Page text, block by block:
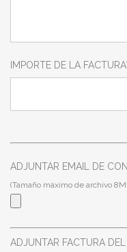
IMPORTE DE LA
ADJUNTAR EMAIL DE
(Tamaño máximo de archivo
ADJUNTAR FACTURA